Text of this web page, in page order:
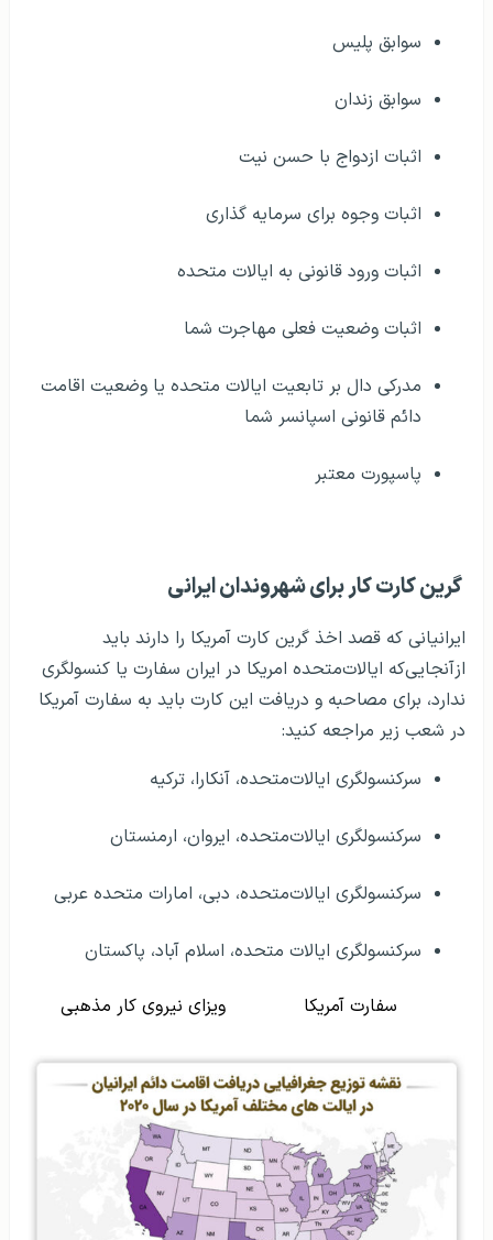
سوابق پلیس
سوابق زندان
اثبات ازدواج با حسن نیت
اثبات وجوه برای سرمایه گذاری
اثبات ورود قانونی به ایالات متحده
اثبات وضعیت فعلی مهاجرت شما
مدرکی دال بر تابعیت ایالات متحده یا وضعیت اقامت
دائم قانونی اسپانسر شما
پاسپورت معتبر
گرین کارت کار برای شهروندان ایرانی
ایرانیانی که قصد اخذ گرین کارت آمریکا را دارند باید
ازآنجایی‌که ایالات‌متحده امریکا در ایران سفارت یا کنسولگری
ندارد، برای مصاحبه و دریافت این کارت باید به سفارت آمریکا
در شعب زیر مراجعه کنید:
سرکنسولگری ایالات‌متحده، آنکارا، ترکیه
سرکنسولگری ایالات‌متحده، ایروان، ارمنستان
سرکنسولگری ایالات‌متحده، دبی، امارات متحده عربی
سرکنسولگری ایالات متحده، اسلام آباد، پاکستان
سفارت آمریکا ویزای نیروی کار مذهبی